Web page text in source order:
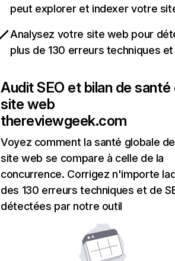
peut explorer et indexer votre
Analysez votre site web pour
plus de 130 erreurs techniques et
Audit SEO et bilan de santé
site web
thereviewgeek.com
Voyez comment la santé globale
site web se compare à celle de la
concurrence. Corrigez n'importe
des 130 erreurs techniques et de
détectées par notre outil